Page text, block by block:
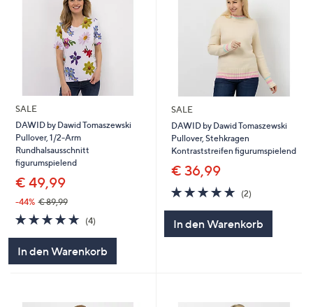
SALE
DAWID by Dawid Tomaszewski
Pullover, 1/2-Arm
Rundhalsausschnitt
figurumspielend
€ 49,99
-44% € 89,99
5.0
von
(4)4
In den Warenkorb
SALE
DAWID by Dawid Tomaszewski
Pullover, Stehkragen
Kontraststreifen figurumspielend
€ 36,99
5.0
von
(2)2
In den Warenkorb